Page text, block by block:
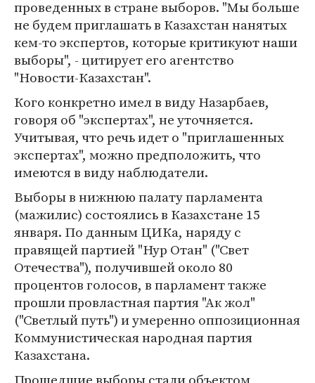
проведенных в стране выборов. "Мы больше
не будем приглашать в Казахстан нанятых
кем-то экспертов, которые критикуют наши
выборы", - цитирует его агентство
"Новости-Казахстан".
Кого конкретно имел в виду Назарбаев,
говоря об "экспертах", не уточняется.
Учитывая, что речь идет о "приглашенных
экспертах", можно предположить, что
имеются в виду наблюдатели.
Выборы в нижнюю палату парламента
(мажилис) состоялись в Казахстане 15
января. По данным ЦИКа, наряду с
правящей партией "Нур Отан" ("Свет
Отечества"), получившей около 80
процентов голосов, в парламент также
прошли провластная партия "Ак жол"
("Светлый путь") и умеренно оппозиционная
Коммунистическая народная партия
Казахстана.